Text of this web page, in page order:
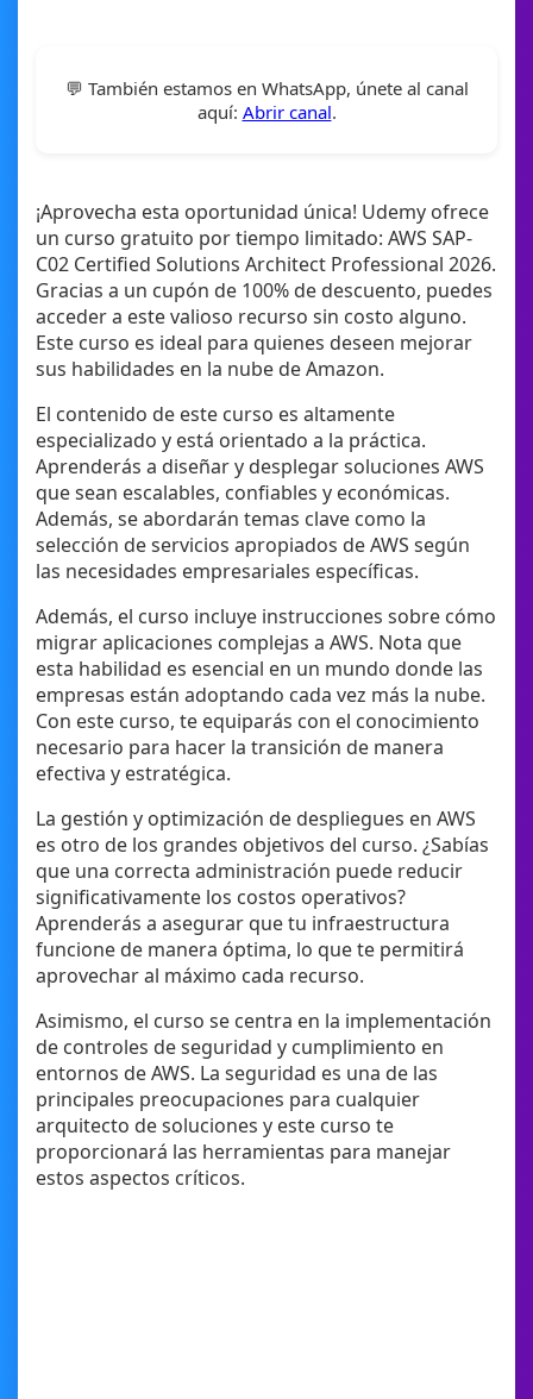
💬 También estamos en WhatsApp, únete al canal
aquí: Abrir canal.
¡Aprovecha esta oportunidad única! Udemy ofrece
un curso gratuito por tiempo limitado: AWS SAP-
C02 Certified Solutions Architect Professional 2026.
Gracias a un cupón de 100% de descuento, puedes
acceder a este valioso recurso sin costo alguno.
Este curso es ideal para quienes deseen mejorar
sus habilidades en la nube de Amazon.
El contenido de este curso es altamente
especializado y está orientado a la práctica.
Aprenderás a diseñar y desplegar soluciones AWS
que sean escalables, confiables y económicas.
Además, se abordarán temas clave como la
selección de servicios apropiados de AWS según
las necesidades empresariales específicas.
Además, el curso incluye instrucciones sobre cómo
migrar aplicaciones complejas a AWS. Nota que
esta habilidad es esencial en un mundo donde las
empresas están adoptando cada vez más la nube.
Con este curso, te equiparás con el conocimiento
necesario para hacer la transición de manera
efectiva y estratégica.
La gestión y optimización de despliegues en AWS
es otro de los grandes objetivos del curso. ¿Sabías
que una correcta administración puede reducir
significativamente los costos operativos?
Aprenderás a asegurar que tu infraestructura
funcione de manera óptima, lo que te permitirá
aprovechar al máximo cada recurso.
Asimismo, el curso se centra en la implementación
de controles de seguridad y cumplimiento en
entornos de AWS. La seguridad es una de las
principales preocupaciones para cualquier
arquitecto de soluciones y este curso te
proporcionará las herramientas para manejar
estos aspectos críticos.